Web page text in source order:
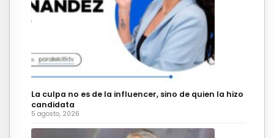
La culpa no es de la influencer, sino de quien la hizo
candidata
5 agosto, 2026